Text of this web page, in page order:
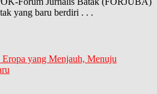
yang baru berdiri . . .